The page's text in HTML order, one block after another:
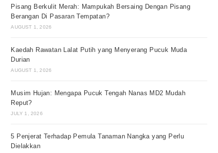
Pisang Berkulit Merah: Mampukah Bersaing Dengan Pisang
Berangan Di Pasaran Tempatan?
AUGUST 1, 2026
Kaedah Rawatan Lalat Putih yang Menyerang Pucuk Muda
Durian
AUGUST 1, 2026
Musim Hujan: Mengapa Pucuk Tengah Nanas MD2 Mudah
Reput?
JULY 1, 2026
5 Penjerat Terhadap Pemula Tanaman Nangka yang Perlu
Dielakkan